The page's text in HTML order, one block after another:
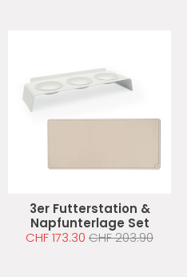
3er Futterstation &
Napfunterlage Set
CHF 173.30 CHF 203.90